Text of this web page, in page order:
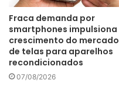
Fraca demanda por
smartphones impulsiona
crescimento do mercado
de telas para aparelhos
recondicionados
07/08/2026